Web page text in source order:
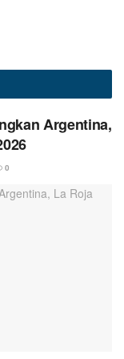
Argentina,
0